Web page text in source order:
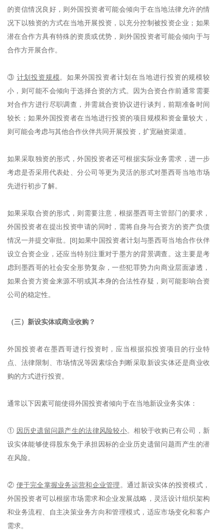
的资信情况良好，则外国投资者可能会倾向于在当地法律允许的情
况下以独资的方式在当地开展投资，以充分控制被投资企业；如果
潜在合作方具有特殊的资质或优势，则外国投资者可能会倾向于与
合作方开展合作。
③ 计划投资规模。如果外国投资者计划在当地进行投资的规模较
小，则可能不会倾向于选择合资的方式。因为合资合作前通常需要
对合作方进行尽职调查，并需就合资协议进行谈判，前期准备时间
较长；如果外国投资者在当地进行投资的项目规模和资金量较大，
则可能会考虑与其他合作伙伴共同开展投资，扩宽融资渠道。
如果采取独资的形式，外国投资者还可根据实际业务需求，进一步
考虑是否采用代表处、分公司等更为灵活的形式对墨西哥当地市场
先进行初步了解。
如果采取合资的形式，则需要注意，根据墨西哥主管部门的要求，
外国投资者在提出投资申请的同时，需将自身与合资方的资产负债
情况一并提交审批。[8]如果中国投资者计划与墨西哥当地合作伙伴
设立合资企业，还应当特别注重对于墨方的背景调查。这主要是考
虑到墨西哥的社会安全形势复杂，一些犯罪势力向商业层面渗透，
如果合资方资金来源不明或其本身的合法性存疑，则可能影响合资
公司的稳定性。
（三）新设实体或商业收购？
外国投资者在墨西哥进行投资时，应当根据拟投资项目的行业特
点、法律限制、市场情况等因素综合判断采取新设实体还是商业收
购的方式进行投资。
通常以下因素可能使得外国投资者倾向于在当地新设业务实体：
① 因历史遗留问题产生的法律风险较小。相较于收购已有公司，新
设实体能够使得股东免于承担因标的企业历史遗留问题而产生的潜
在风险。
② 便于完全掌握业务运营和企业管理 。通过新设实体的投资模式，
外国投资者可以根据市场需求和企业发展战略，灵活设计组织架构
和业务流程、自主决策业务方向和管理模式，适应市场变化和客户
需求。